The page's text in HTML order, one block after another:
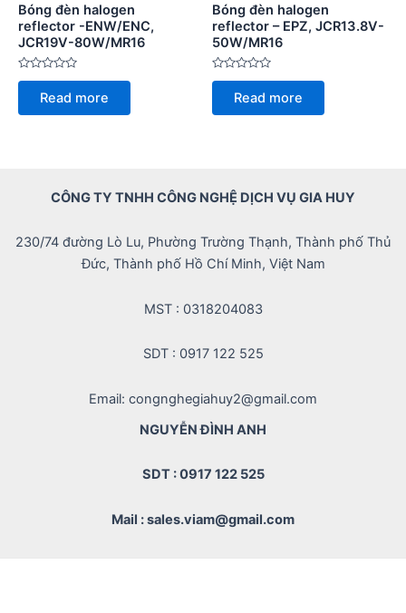
Bóng đèn halogen
reflector -ENW/ENC,
JCR19V-80W/MR16
Rated
of
Read more
Bóng đèn halogen
reflector – EPZ, JCR13.8V-
50W/MR16
Rated
of
Read more
CÔNG TY TNHH CÔNG NGHỆ DỊCH VỤ GIA HUY
230/74 đường Lò Lu, Phường Trường Thạnh, Thành phố Thủ
Đức, Thành phố Hồ Chí Minh, Việt Nam
MST : 0318204083
SDT : 0917 122 525
Email: congnghegiahuy2@gmail.com
NGUYỄN ĐÌNH ANH
SDT : 0917 122 525
Mail : sales.viam@gmail.com